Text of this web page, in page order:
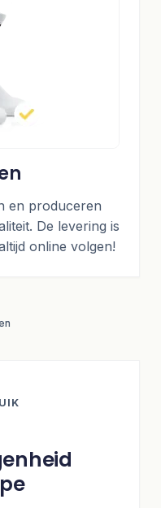
en produceren
De levering is
online volgen!